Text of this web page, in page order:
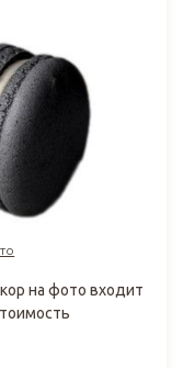
на фото входит